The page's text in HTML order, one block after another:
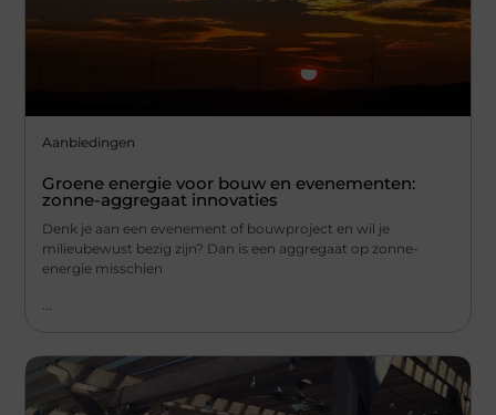
Aanbiedingen
Groene energie voor bouw en evenementen:
zonne-aggregaat innovaties
Denk je aan een evenement of bouwproject en wil je
milieubewust bezig zijn? Dan is een aggregaat op zonne-
energie misschien